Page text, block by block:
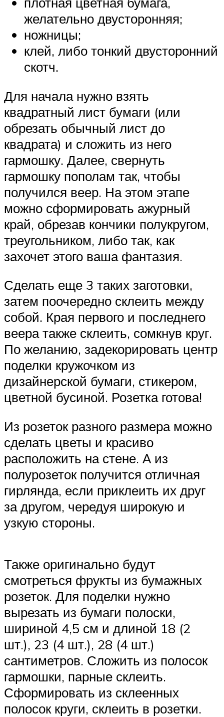
желательно двусторонняя;
ножницы;
клей, либо тонкий двусторонний
скотч.
Для начала нужно взять
квадратный лист бумаги (или
обрезать обычный лист до
квадрата) и сложить из него
гармошку. Далее, свернуть
гармошку пополам так, чтобы
получился веер. На этом этапе
можно сформировать ажурный
край, обрезав кончики полукругом,
треугольником, либо так, как
захочет этого ваша фантазия.
Сделать еще 3 таких заготовки,
затем поочередно склеить между
собой. Края первого и последнего
веера также склеить, сомкнув круг.
По желанию, задекорировать центр
поделки кружочком из
дизайнерской бумаги, стикером,
цветной бусиной. Розетка готова!
Из розеток разного размера можно
сделать цветы и красиво
расположить на стене. А из
полурозеток получится отличная
гирлянда, если приклеить их друг
за другом, чередуя широкую и
узкую стороны.
Также оригинально будут
смотреться фрукты из бумажных
розеток. Для поделки нужно
вырезать из бумаги полоски,
шириной 4,5 см и длиной 18 (2
шт.), 23 (4 шт.), 28 (4 шт.)
сантиметров. Сложить из полосок
гармошки, парные склеить.
Сформировать из склеенных
полосок круги, склеить в розетки.